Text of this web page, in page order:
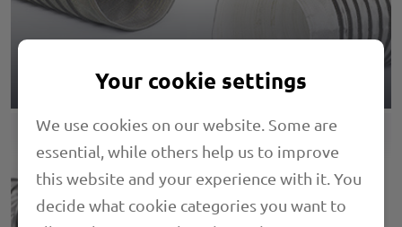
Your cookie settings
We use cookies on our website. Some are
essential, while others help us to improve
this website and your experience with it. You
decide what cookie categories you want to